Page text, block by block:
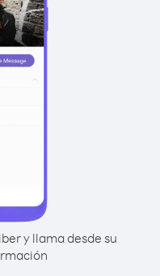
y llama desde su